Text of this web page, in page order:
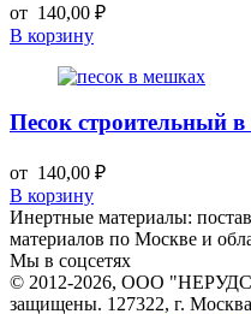
от 140,00 ₽
В корзину
Песок строительный
от 140,00 ₽
В корзину
Инертные материалы:
материалов по Москве и
Мы в соцсетях
© 2012-2026, ООО
защищены. 127322, г.